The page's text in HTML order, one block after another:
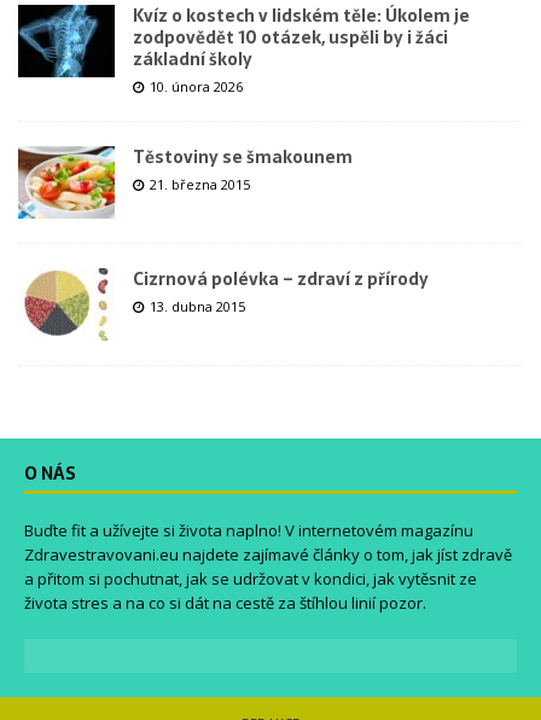
Kvíz o kostech v lidském těle: Úkolem je
zodpovědět 10 otázek, uspěli by i žáci
základní školy
10. února 2026
Těstoviny se šmakounem
21. března 2015
Cizrnová polévka – zdraví z přírody
13. dubna 2015
O NÁS
Buďte fit a užívejte si života naplno! V internetovém magazínu
Zdravestravovani.eu najdete zajímavé články o tom, jak jíst zdravě
a přitom si pochutnat, jak se udržovat v kondici, jak vytěsnit ze
života stres a na co si dát na cestě za štíhlou linií pozor.